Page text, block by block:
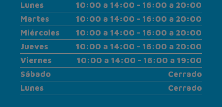
Lunes
10:00 a 14:00 - 16:00 a 20:00
Martes
10:00 a 14:00 - 16:00 a 20:00
Miércoles
10:00 a 14:00 - 16:00 a 20:00
Jueves
10:00 a 14:00 - 16:00 a 20:00
Viernes
10:00 a 14:00 - 16:00 a 19:00
Sábado
Cerrado
Lunes
Cerrado